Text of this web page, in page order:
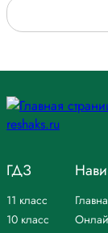
ГДЗ
11 класс
10 класс